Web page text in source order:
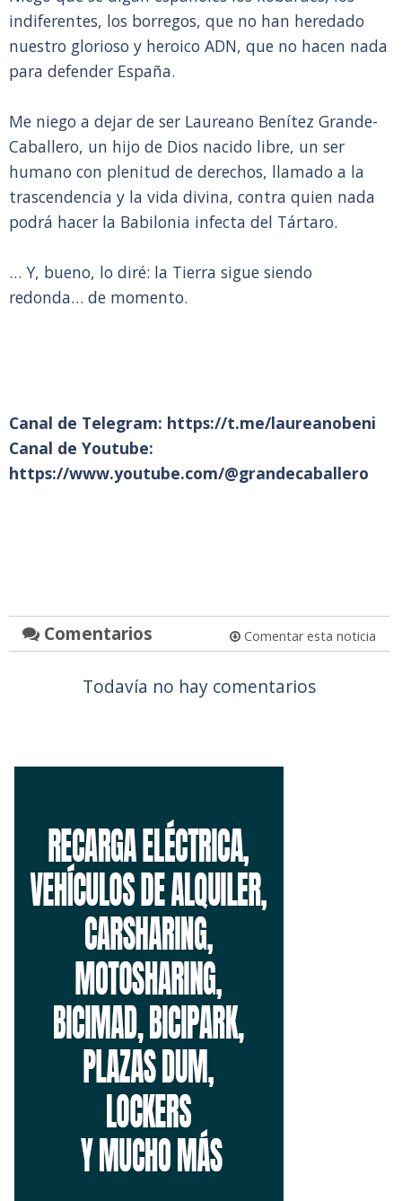
indiferentes, los borregos, que no han heredado
nuestro glorioso y heroico ADN, que no hacen nada
para defender España.
Me niego a dejar de ser Laureano Benítez Grande-
Caballero, un hijo de Dios nacido libre, un ser
humano con plenitud de derechos, llamado a la
trascendencia y la vida divina, contra quien nada
podrá hacer la Babilonia infecta del Tártaro.
… Y, bueno, lo diré: la Tierra sigue siendo
redonda… de momento.
Canal de Telegram: https://t.me/laureanobeni
Canal de Youtube:
https://www.youtube.com/@grandecaballero
Comentarios Comentar esta noticia
Todavía no hay comentarios